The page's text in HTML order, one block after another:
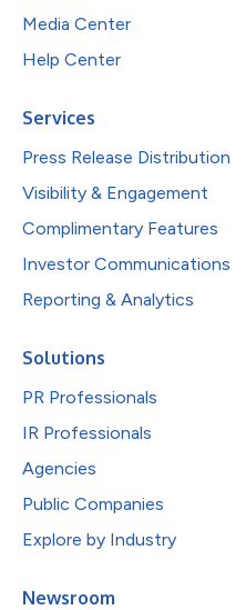
Media Center
Help Center
Services
Press Release Distribution
Visibility & Engagement
Complimentary Features
Investor Communications
Reporting & Analytics
Solutions
PR Professionals
IR Professionals
Agencies
Public Companies
Explore by Industry
Newsroom